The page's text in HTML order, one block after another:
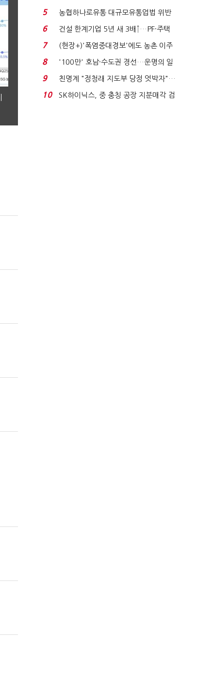
려주는데 우리는 ...
5
농협하나로유통 대규모유통업법 위반
적발…공정위, 과...
6
건설 한계기업 5년 새 3배↑…PF·주택
침체에 재무 ...
7
(현장+)'폭염중대경보'에도 농촌 이주
노동자는 강행군…'야...
8
'100만' 호남·수도권 경선…운명의 일
주일
9
친명계 "정청래 지도부 당정 엇박자"…
친청계 "신천지 오...
10
SK하이닉스, 중 충칭 공장 지분매각 검